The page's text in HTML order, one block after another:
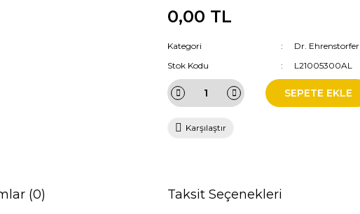
0,00 TL
Kategori
Dr. Ehrenstorfer
Stok Kodu
L21005300AL
SEPETE EKLE
Karşılaştır
(0) Taksit Seçenekleri